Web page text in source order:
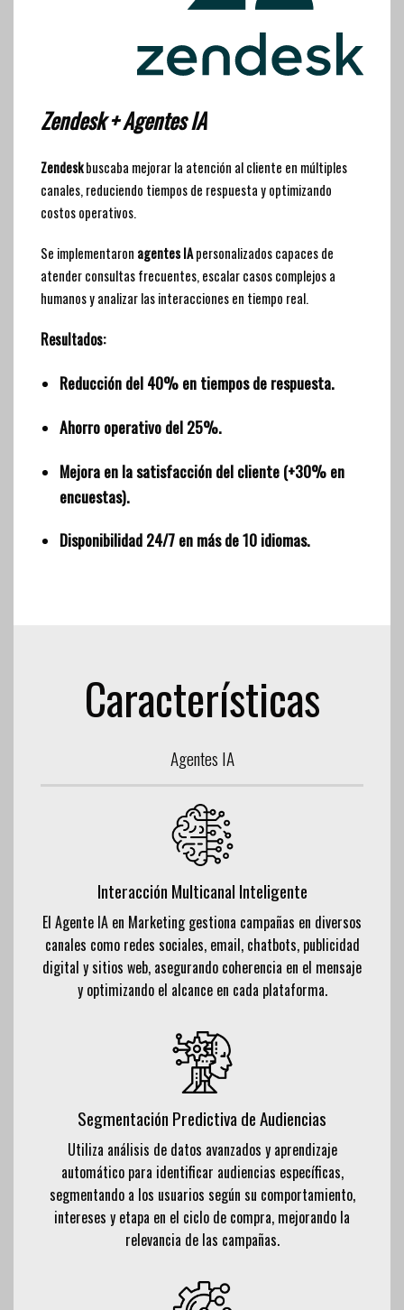
Zendesk + Agentes IA
Zendeskbuscaba mejorar la atención al cliente en múltiples
canales, reduciendo tiempos de respuesta y optimizando
costos operativos.
Se implementaron agentes IApersonalizados capaces de
atender consultas frecuentes, escalar casos complejos a
humanos y analizar las interacciones en tiempo real.
Resultados:
Reducción del 40% en tiempos de respuesta.
Ahorro operativo del 25%.
Mejora en la satisfacción del cliente (+30% en
encuestas).
Disponibilidad 24/7 en más de 10 idiomas.
Características
Agentes IA
Interacción Multicanal Inteligente
El Agente IA en Marketing gestiona campañas en diversos
canales como redes sociales, email, chatbots, publicidad
digital y sitios web, asegurando coherencia en el mensaje
y optimizando el alcance en cada plataforma.
Segmentación Predictiva de Audiencias
Utiliza análisis de datos avanzados y aprendizaje
automático para identificar audiencias específicas,
segmentando a los usuarios según su comportamiento,
intereses y etapa en el ciclo de compra, mejorando la
relevancia de las campañas.